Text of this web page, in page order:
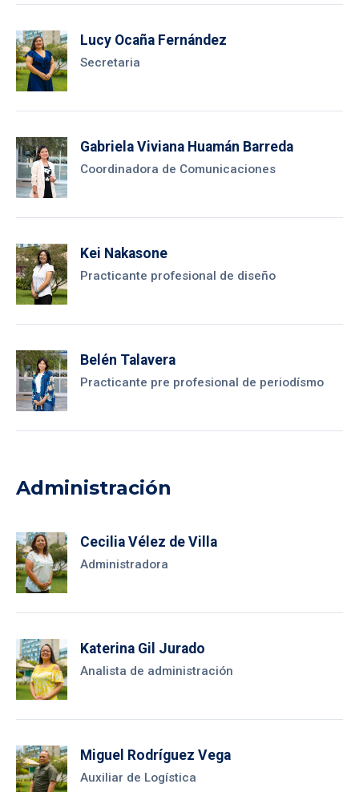
Lucy Ocaña Fernández
Secretaria
Gabriela Viviana Huamán Barreda
Coordinadora de Comunicaciones
Kei Nakasone
Practicante profesional de diseño
Belén Talavera
Practicante pre profesional de periodísmo
Administración
Cecilia Vélez de Villa
Administradora
Katerina Gil Jurado
Analista de administración
Miguel Rodríguez Vega
Auxiliar de Logística